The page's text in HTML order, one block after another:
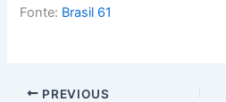
Fonte: Brasil 61
PREVIOUS